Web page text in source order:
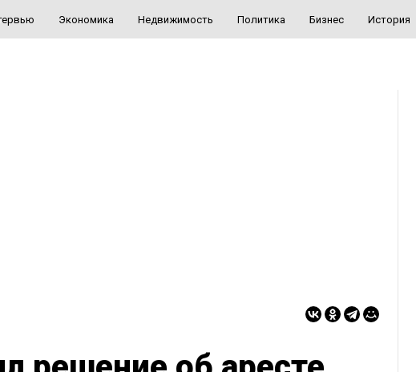
Экономика Недвижимость Политика Бизнес История